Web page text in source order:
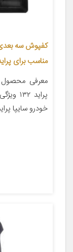
مناسب برای پراید
معرفی
پراید
خودرو سایپا پراید